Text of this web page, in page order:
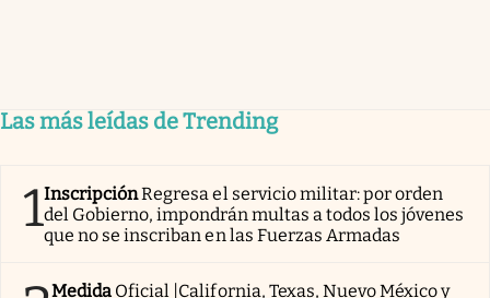
Las más leídas de Trending
1InscripciónRegresa el servicio militar: por orden
del Gobierno, impondrán multas a todos los jóvenes
que no se inscriban en las Fuerzas Armadas
Medida Oficial |California, Texas, Nuevo México y